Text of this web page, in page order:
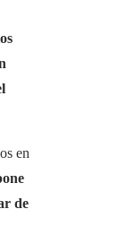
en
de